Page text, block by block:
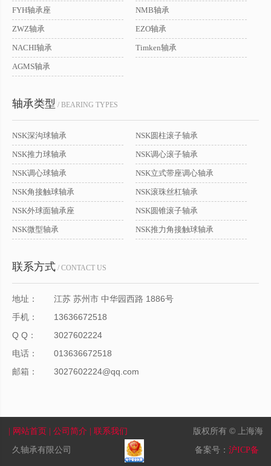
FYH轴承座 NMB轴承
ZWZ轴承 EZO轴承
NACHI轴承 Timken轴承
AGMS轴承
轴承类型 / BEARING TYPES
NSK深沟球轴承 NSK圆柱滚子轴承
NSK推力球轴承 NSK调心滚子轴承
NSK调心球轴承 NSK立式带座调心轴承
NSK角接触球轴承 NSK滚珠丝杠轴承
NSK外球面轴承座 NSK圆锥滚子轴承
NSK微型轴承 NSK推力角接触球轴承
联系方式 / CONTACT US
地址：
江苏 苏州市 中华园西路 1886号
手机：
13636672518
Q Q：
3027602224
电话：
013636672518
邮箱：
3027602224@qq.com
| 网站首页 | 公司简介 | 联系我们
版权所有 © 上海海
久轴承有限公司
备案号： 沪ICP备